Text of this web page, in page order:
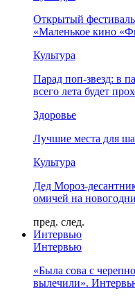
Открытый
«Маленькое кино
Культура
Парад поп-звезд: в
всего лета будет
Здоровье
Лучшие места для
Культура
Дед Мороз-
омичей на
пред. след.
Интервью
Интервью
«Была сова с
вылечили».